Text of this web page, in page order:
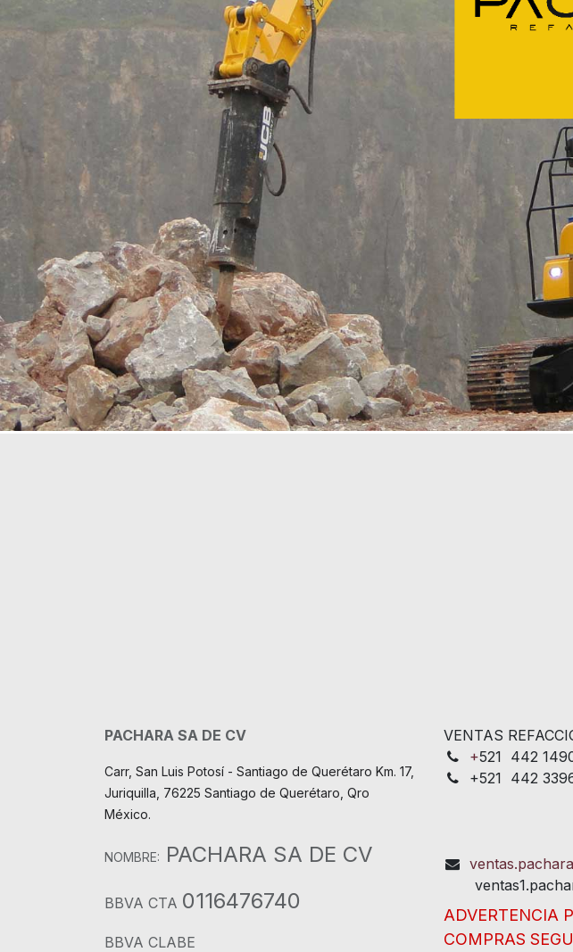
PACHARA SA DE CV
Carr, San Luis Potosí - Santiago de Querétaro Km. 17,
Juriquilla, 76225 Santiago de Querétaro, Qro
México.
NOMBRE: PACHARA SA DE CV
BBVA CTA 0116476740
BBVA CLABE
VENTAS
+521 442
+521 442
ADVERTENCIA
COMPRAS